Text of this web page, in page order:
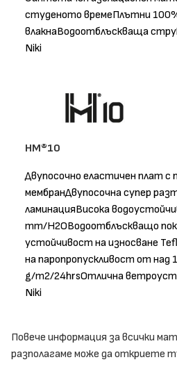
студеното времеПлътни
влакнаВодоотблъскваща
Niki
HM®10
Двупосочно еластичен плат с
мембранДвупосочна супер
ламинацияВисока
mm/H2OВодоотблъскващо
устойчивост на износване
на паропропускливост от над
g/m2/24hrsОтлична
Niki
Повече информация за всички
разполагаме може да откриете